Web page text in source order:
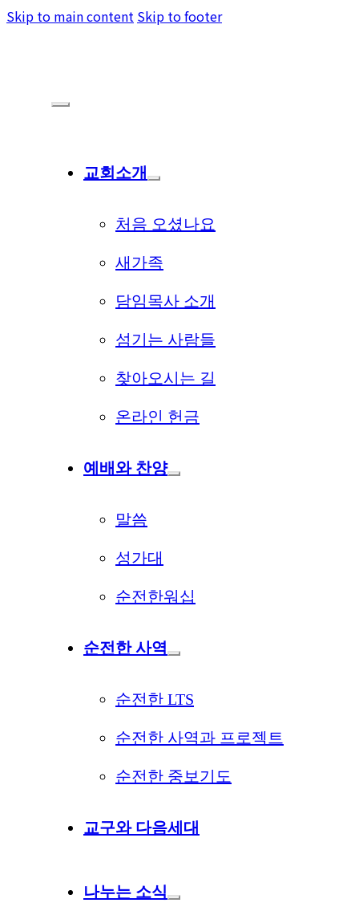
Skip to main content Skip to footer
교회소개
처음 오셨나요
새가족
담임목사 소개
섬기는 사람들
찾아오시는 길
온라인 헌금
예배와 찬양
말씀
성가대
순전한워십
순전한 사역
순전한 LTS
순전한 사역과 프로젝트
순전한 중보기도
교구와 다음세대
나누는 소식